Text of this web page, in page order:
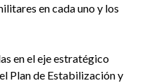
en cada uno y los
en el eje estratégico
Plan de Estabilización y